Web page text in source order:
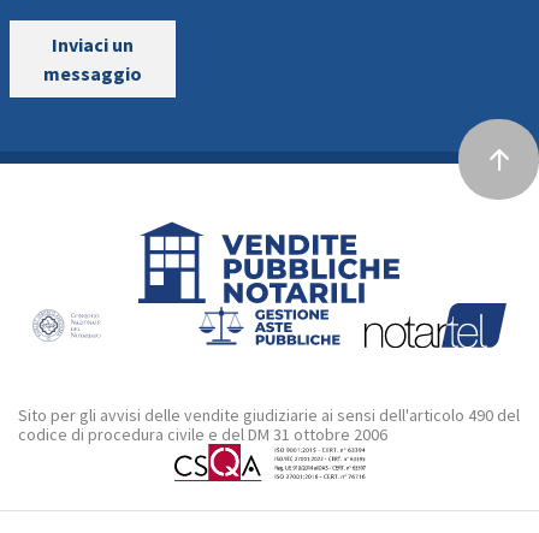
Inviaci un
messaggio
Sito per gli avvisi delle vendite giudiziarie ai sensi dell'articolo 490 del
codice di procedura civile e del DM 31 ottobre 2006